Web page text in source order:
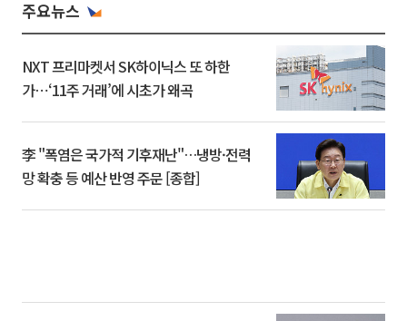
주요뉴스
NXT 프리마켓서 SK하이닉스 또 하한
가⋯‘11주 거래’에 시초가 왜곡
李 "폭염은 국가적 기후재난"…냉방·전력
망 확충 등 예산 반영 주문 [종합]